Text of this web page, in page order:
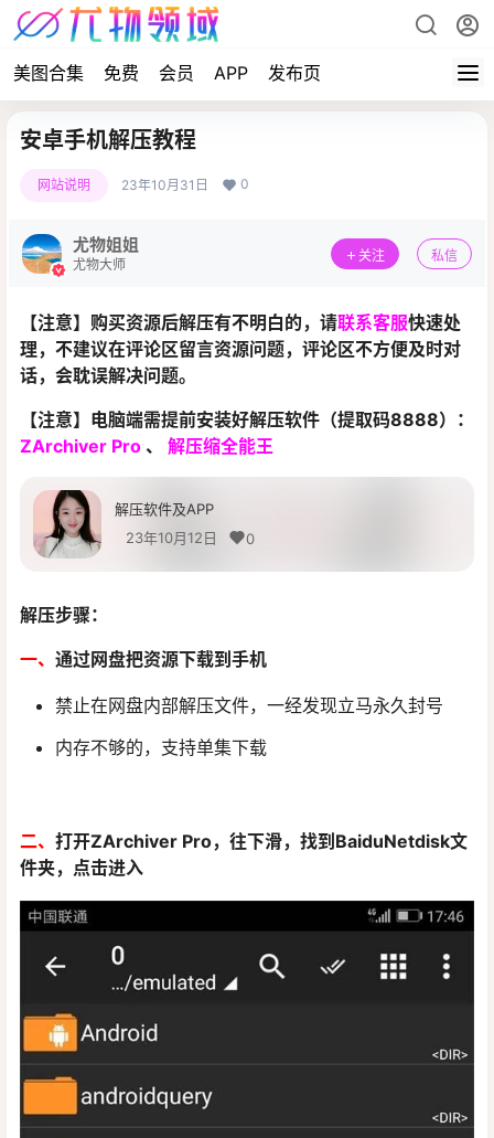
美图合集 免费 会员 APP 发布页
安卓手机解压教程
网站说明 23年10月31日 0
尤物姐姐
尤物大师
关注 私信
【注意】购买资源后解压有不明白的，请联系客服快速处
理，不建议在评论区留言资源问题，评论区不方便及时对
话，会耽误解决问题。
【注意】电脑端需提前安装好解压软件（提取码8888）：
ZArchiver Pro 、 解压缩全能王
解压软件及APP
23年10月12日
0
解压步骤：
一、 通过网盘把资源下载到手机
禁止在网盘内部解压文件，一经发现立马永久封号
内存不够的，支持单集下载
二、 打开ZArchiver Pro，往下滑，找到BaiduNetdisk文
件夹，点击进入